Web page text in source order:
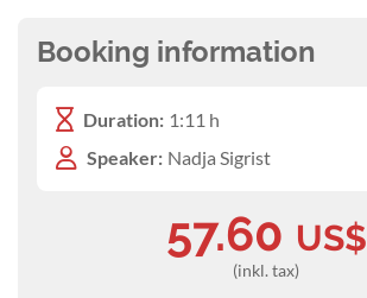
Booking information
Duration: 1:11 h
Speaker: Nadja Sigrist
57.60 US$
(inkl. tax)